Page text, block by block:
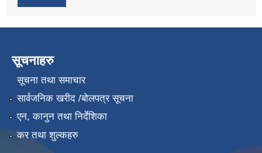
सूचनाहरु
सूचना तथा समाचार
सार्वजनिक खरीद /बोलपत्र सूचना
एन, कानुन तथा निर्देशिका
कर तथा शुल्कहरु